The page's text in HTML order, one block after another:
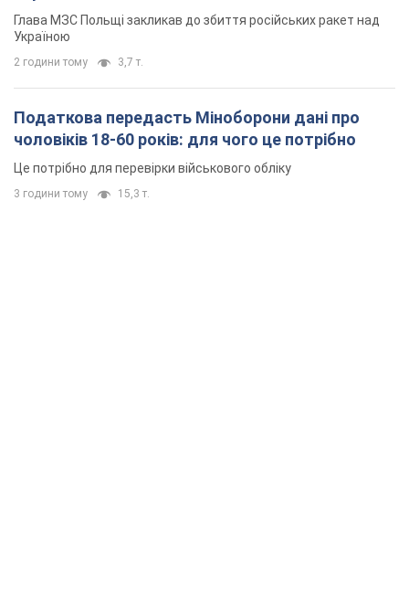
Глава МЗС Польщі закликав до збиття російських ракет над
Україною
2 години тому 3,7 т.
Податкова передасть Міноборони дані про
чоловіків 18-60 років: для чого це потрібно
Це потрібно для перевірки військового обліку
3 години тому 15,3 т.